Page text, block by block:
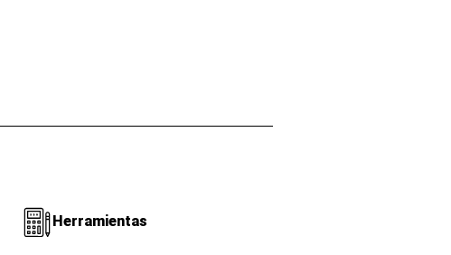
Herramientas